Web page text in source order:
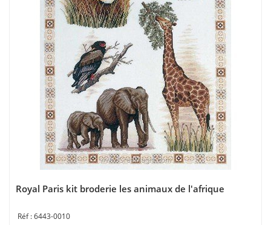
Royal Paris kit broderie les animaux de l'afrique
6443-0010